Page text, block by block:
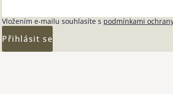
Vložením e-mailu souhlasíte s podmínkami
Přihlásit se